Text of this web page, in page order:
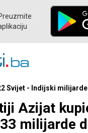
Svijet - Indijski
Azijat
milijarde